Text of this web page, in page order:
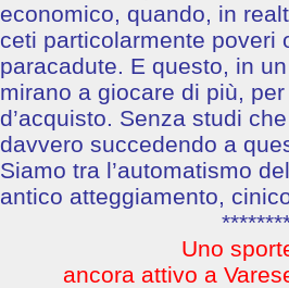
economico, quando, in
ceti particolarmente poveri
paracadute. E questo, in
mirano a giocare di più,
d’acquisto. Senza studi
davvero succedendo a
Siamo tra l’automatismo
antico atteggiamento,
Uno
ancora attivo a